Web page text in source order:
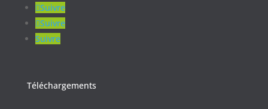
Suivre
Suivre
Suivre
Téléchargements